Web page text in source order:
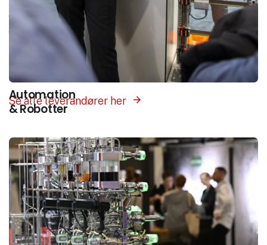
Vores platform samler hele branchen ét sted.
Vælg det interesseområde som matcher det du
søger, og få præsenteret leverandører med
produkter og løsninger inden for dette felt.
Se alle leverandører her
Automation
& Robotter